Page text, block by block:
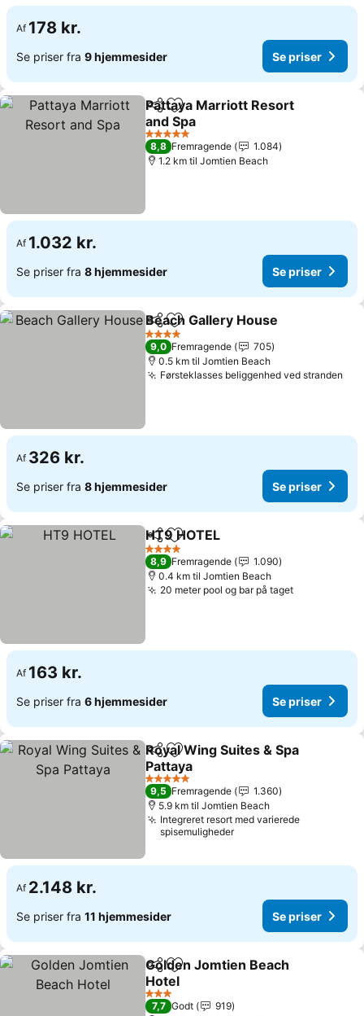
Af 178 kr.
Se priser fra 9 hjemmesider Se priser
Del Føj til favoritter
Pattaya Marriott Resort
and Spa
Se priser
5 Stjerner
8,8 Fremragende
1.084
1.2 km til Jomtien Beach
Af 1.032 kr.
Se priser fra 8 hjemmesider Se priser
Del Føj til favoritter
Beach Gallery House
4 Stjerner
9,0 Fremragende
705
0.5 km til Jomtien Beach
Førsteklasses beliggenhed ved stranden
Af 326 kr.
Se priser fra 8 hjemmesider Se priser
Del Føj til favoritter
HT9 HOTEL
4 Stjerner
8,9 Fremragende
1.090
0.4 km til Jomtien Beach
20 meter pool og bar på tagetSe priser
Af 163 kr.
Se priser fra 6 hjemmesider Se priser
Del Føj til favoritter
Royal Wing Suites & Spa
Pattaya
Se priser
5 Stjerner
9,5 Fremragende
1.360
5.9 km til Jomtien Beach
Integreret resort med varierede
spisemuligheder
Af 2.148 kr.
Se priser fra 11 hjemmesider Se priser
Del Føj til favoritter
Golden Jomtien Beach
Hotel
Se priser
3 Stjerner
7,7 Godt
919